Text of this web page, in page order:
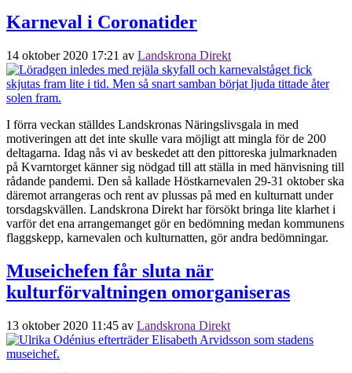
Karneval i Coronatider
14 oktober 2020 17:21 av Landskrona Direkt
I förra veckan ställdes Landskronas Näringslivsgala in med
motiveringen att det inte skulle vara möjligt att mingla för de 200
deltagarna. Idag nås vi av beskedet att den pittoreska julmarknaden
på Kvarntorget känner sig nödgad till att ställa in med hänvisning till
rådande pandemi. Den så kallade Höstkarnevalen 29-31 oktober ska
däremot arrangeras och rent av plussas på med en kulturnatt under
torsdagskvällen. Landskrona Direkt har försökt bringa lite klarhet i
varför det ena arrangemanget gör en bedömning medan kommunens
flaggskepp, karnevalen och kulturnatten, gör andra bedömningar.
Museichefen får sluta när
kulturförvaltningen omorganiseras
13 oktober 2020 11:45 av Landskrona Direkt